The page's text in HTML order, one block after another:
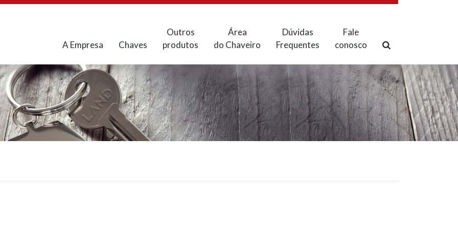
A Empresa Chaves
Outros
produtos
Área
do Chaveiro
Dúvidas
Frequentes
Fale
conosco